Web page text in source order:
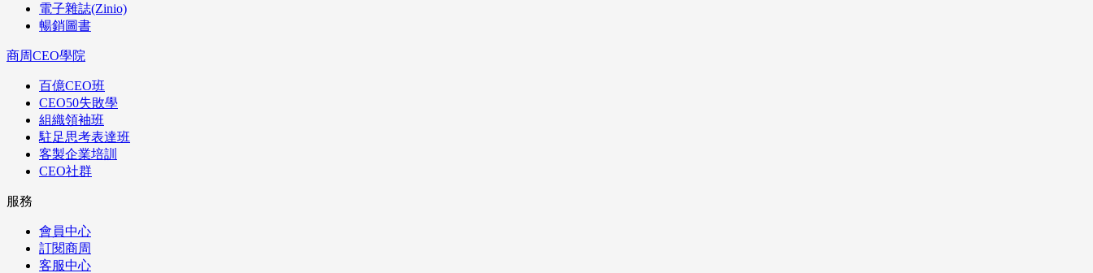
電子雜誌(Zinio)
暢銷圖書
商周CEO學院
百億CEO班
CEO50失敗學
組織領袖班
駐足思考表達班
客製企業培訓
CEO社群
服務
會員中心
訂閱商周
客服中心